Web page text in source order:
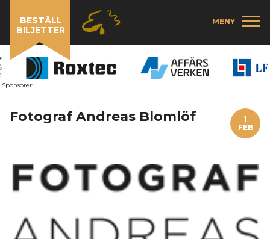
BESTÄLL
BILJETTER
MENY
Sponsorer:
Fotograf Andreas Blomlöf
1
FEB